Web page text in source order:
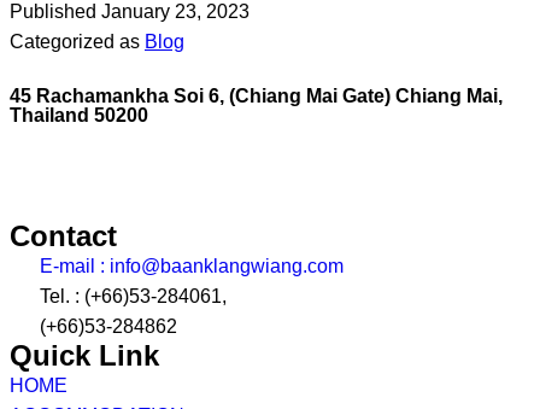
Published January 23, 2023
Categorized as Blog
45 Rachamankha Soi 6, (Chiang Mai Gate) Chiang Mai,
Thailand 50200
Contact
E-mail : info@baanklangwiang.com
Tel. : (+66)53-284061,
(+66)53-284862
Quick Link
HOME